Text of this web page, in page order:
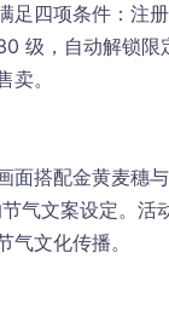
足四项条件：注
级，自动解锁
。
面搭配金黄麦穗
气文案设定。
文化传播。